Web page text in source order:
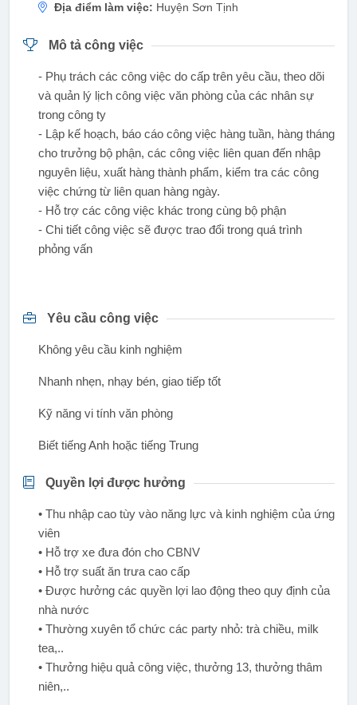
Địa điểm làm việc: Huyện Sơn Tịnh
Mô tả công việc
- Phụ trách các công việc do cấp trên yêu cầu, theo dõi
và quản lý lịch công việc văn phòng của các nhân sự
trong công ty
- Lập kế hoạch, báo cáo công việc hàng tuần, hàng tháng
cho trưởng bộ phận, các công việc liên quan đến nhập
nguyên liệu, xuất hàng thành phẩm, kiểm tra các công
việc chứng từ liên quan hàng ngày.
- Hỗ trợ các công việc khác trong cùng bộ phận
- Chi tiết công việc sẽ được trao đổi trong quá trình
phỏng vấn
Yêu cầu công việc
Không yêu cầu kinh nghiệm
Nhanh nhẹn, nhạy bén, giao tiếp tốt
Kỹ năng vi tính văn phòng
Biết tiếng Anh hoặc tiếng Trung
Quyền lợi được hưởng
• Thu nhập cao tùy vào năng lực và kinh nghiệm của ứng
viên
• Hỗ trợ xe đưa đón cho CBNV
• Hỗ trợ suất ăn trưa cao cấp
• Được hưởng các quyền lợi lao động theo quy định của
nhà nước
• Thường xuyên tổ chức các party nhỏ: trà chiều, milk
tea,..
• Thưởng hiệu quả công việc, thưởng 13, thưởng thâm
niên,..